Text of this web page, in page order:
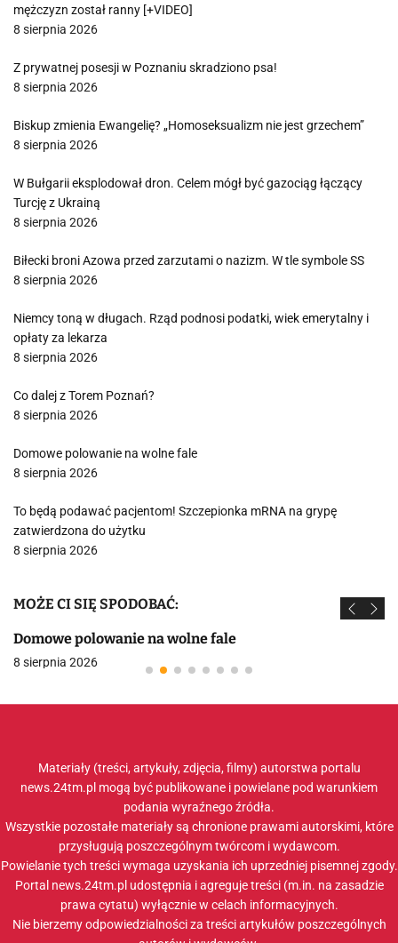
mężczyzn został ranny [+VIDEO]
8 sierpnia 2026
Z prywatnej posesji w Poznaniu skradziono psa!
8 sierpnia 2026
Biskup zmienia Ewangelię? „Homoseksualizm nie jest grzechem”
8 sierpnia 2026
W Bułgarii eksplodował dron. Celem mógł być gazociąg łączący
Turcję z Ukrainą
8 sierpnia 2026
Biłecki broni Azowa przed zarzutami o nazizm. W tle symbole SS
8 sierpnia 2026
Niemcy toną w długach. Rząd podnosi podatki, wiek emerytalny i
opłaty za lekarza
8 sierpnia 2026
Co dalej z Torem Poznań?
8 sierpnia 2026
Domowe polowanie na wolne fale
8 sierpnia 2026
To będą podawać pacjentom! Szczepionka mRNA na grypę
zatwierdzona do użytku
8 sierpnia 2026
MOŻE CI SIĘ SPODOBAĆ:
Domowe polowanie na wolne fale
8 sierpnia 2026
Materiały (treści, artykuły, zdjęcia, filmy) autorstwa portalu
news.24tm.pl mogą być publikowane i powielane pod warunkiem
podania wyraźnego źródła.
Wszystkie pozostałe materiały są chronione prawami autorskimi, które
przysługują poszczególnym twórcom i wydawcom.
Powielanie tych treści wymaga uzyskania ich uprzedniej pisemnej zgody.
Portal news.24tm.pl udostępnia i agreguje treści (m.in. na zasadzie
prawa cytatu) wyłącznie w celach informacyjnych.
Nie bierzemy odpowiedzialności za treści artykułów poszczególnych